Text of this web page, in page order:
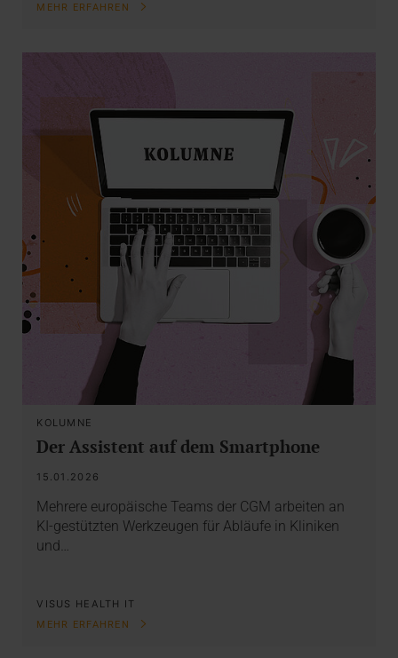
MEHR ERFAHREN
KOLUMNE
Der Assistent auf dem Smartphone
15.01.2026
Mehrere europäische Teams der CGM arbeiten an
KI-gestützten Werkzeugen für Abläufe in Kliniken
und…
VISUS HEALTH IT
MEHR ERFAHREN